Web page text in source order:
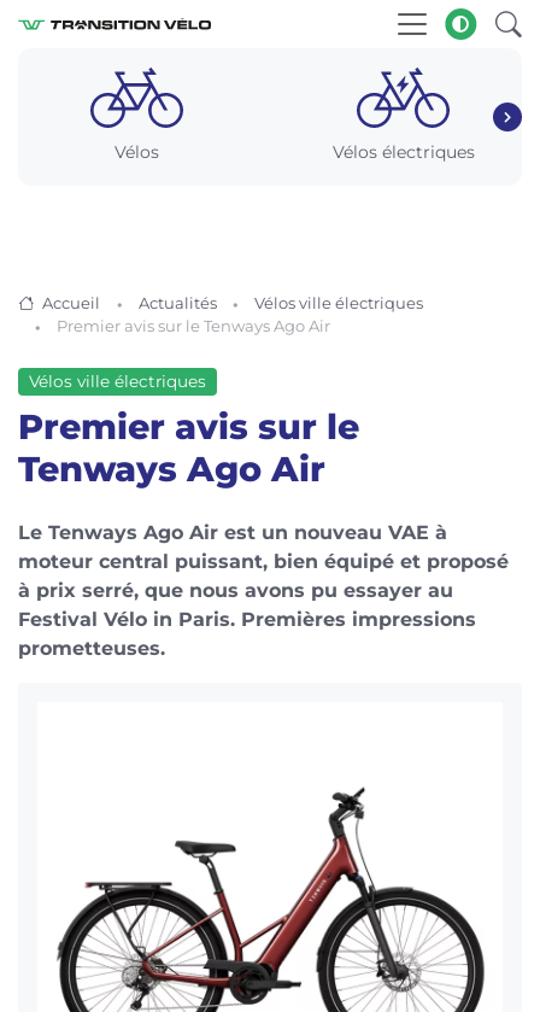
Vélos Vélos électriques
Accueil Actualités
Vélos ville électriques
Premier avis sur le Tenways Ago Air
Vélos ville électriques
Premier avis sur le
Tenways Ago Air
Le Tenways Ago Air est un nouveau VAE à
moteur central puissant, bien équipé et proposé
à prix serré, que nous avons pu essayer au
Festival Vélo in Paris. Premières impressions
prometteuses.